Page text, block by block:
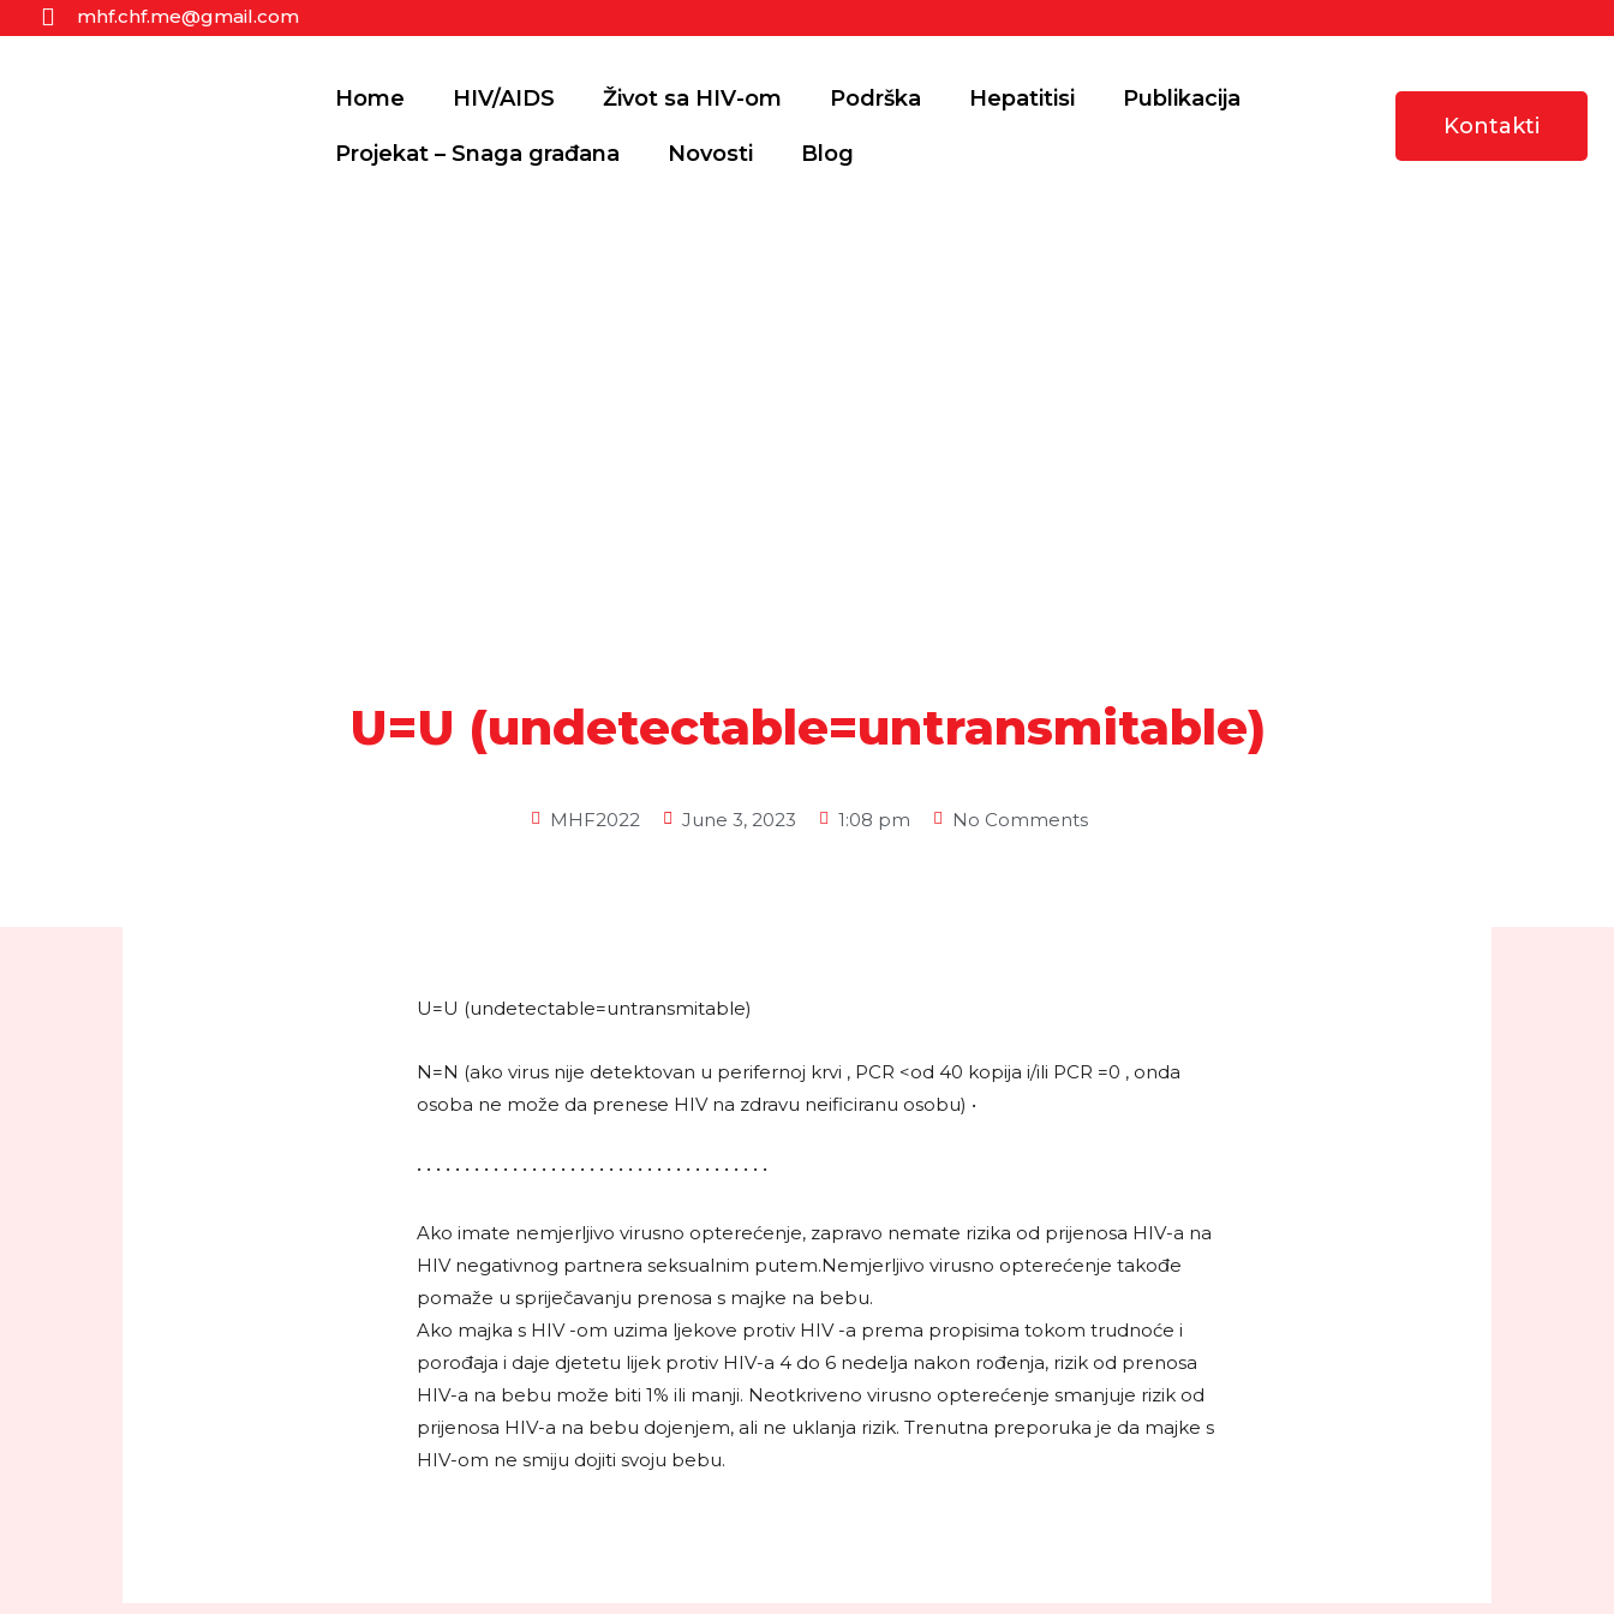
mhf.chf.me@gmail.com
Home HIV/AIDS Život sa HIV-om Podrška Hepatitisi Publikacija
Projekat – Snaga građana Novosti Blog
Kontakti
U=U (undetectable=untransmitable)
MHF2022 June 3, 2023 1:08 pm No Comments
U=U (undetectable=untransmitable)
N=N (ako virus nije detektovan u perifernoj krvi , PCR <od 40 kopija i/ili PCR =0 , onda
osoba ne može da prenese HIV na zdravu neificiranu osobu) •
• • • • • • • • • • • • • • • • • • • • • • • • • • • • • • • • • • • • •
Ako imate nemjerljivo virusno opterećenje, zapravo nemate rizika od prijenosa HIV-a na
HIV negativnog partnera seksualnim putem.Nemjerljivo virusno opterećenje takođe
pomaže u spriječavanju prenosa s majke na bebu.
Ako majka s HIV -om uzima ljekove protiv HIV -a prema propisima tokom trudnoće i
porođaja i daje djetetu lijek protiv HIV-a 4 do 6 nedelja nakon rođenja, rizik od prenosa
HIV-a na bebu može biti 1% ili manji. Neotkriveno virusno opterećenje smanjuje rizik od
prijenosa HIV-a na bebu dojenjem, ali ne uklanja rizik. Trenutna preporuka je da majke s
HIV-om ne smiju dojiti svoju bebu.